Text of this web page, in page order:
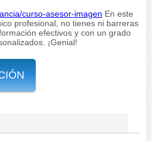
curso-asesor-imagen En este
profesional, no tienes ni barreras
efectivos y con un grado
¡Genial!